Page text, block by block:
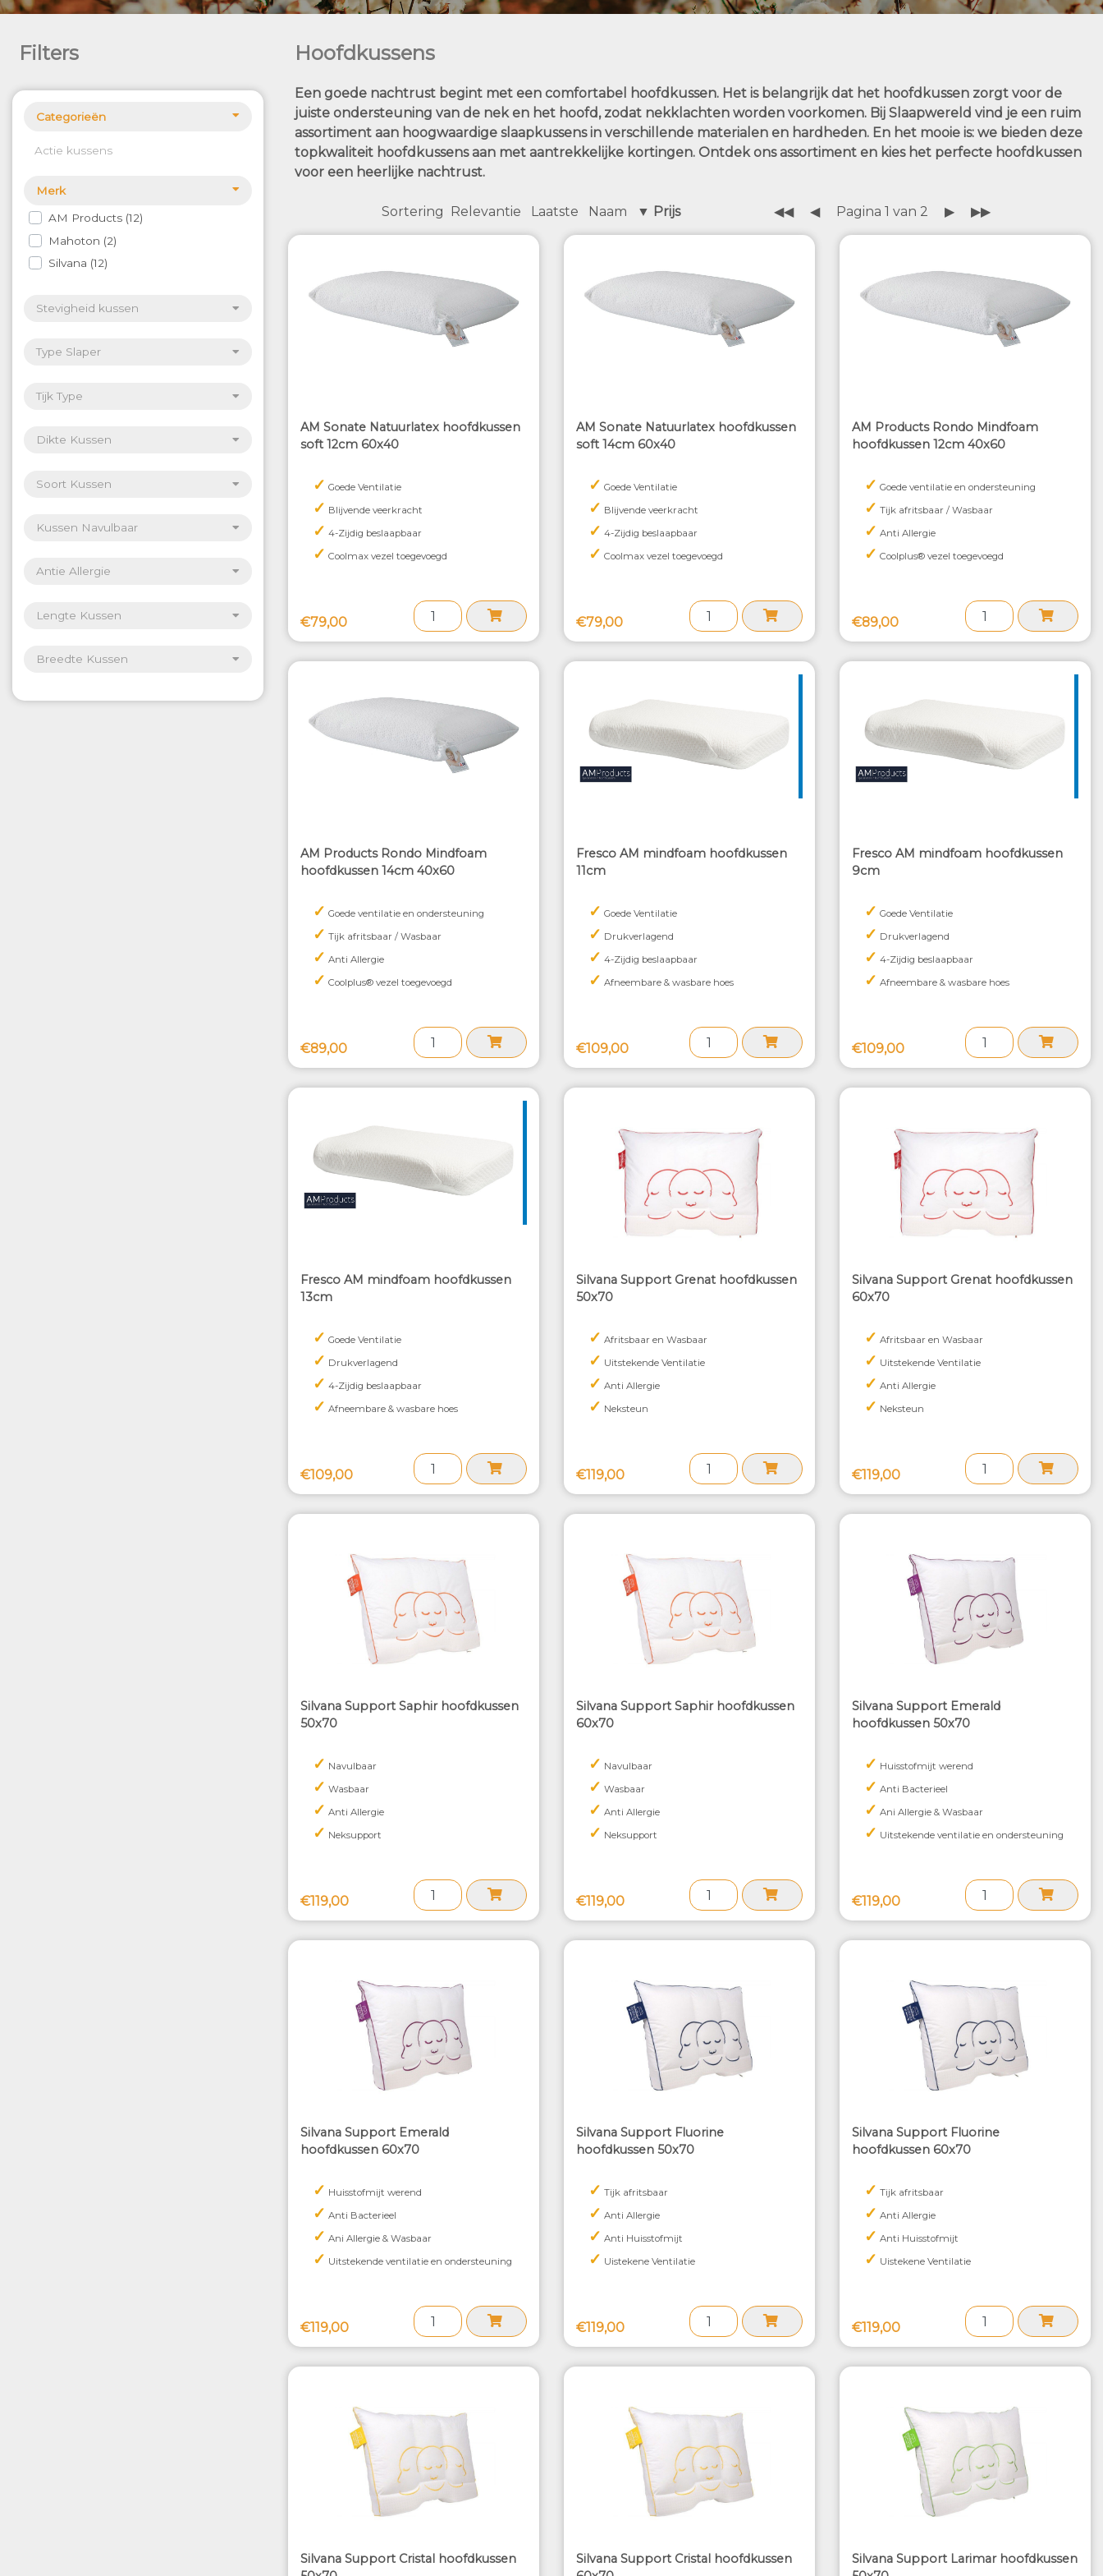
Filters
Categorieën
Actie kussens
Merk
AM Products 12
Mahoton 2
Silvana 12
Stevigheid kussen
Type Slaper
Tijk Type
Dikte Kussen
Soort Kussen
Kussen Navulbaar
Antie Allergie
Lengte Kussen
Breedte Kussen
Hoofdkussens
Een goede nachtrust begint met een comfortabel hoofdkussen. Het is belangrijk dat het hoofdkussen zorgt voor de
juiste ondersteuning van de nek en het hoofd, zodat nekklachten worden voorkomen. Bij Slaapwereld vind je een ruim
assortiment aan hoogwaardige slaapkussens in verschillende materialen en hardheden. En het mooie is: we bieden deze
topkwaliteit hoofdkussens aan met aantrekkelijke kortingen. Ontdek ons assortiment en kies het perfecte hoofdkussen
voor een heerlijke nachtrust.
Sortering Relevantie Laatste Naam ▼ Prijs ◀◀ ◀ Pagina 1 van 2 ▶ ▶▶
AM Sonate Natuurlatex hoofdkussen
soft 12cm 60x40
✓ Goede Ventilatie
✓ Blijvende veerkracht
✓ 4-Zijdig beslaapbaar
✓ Coolmax vezel toegevoegd
€79,00
AM Sonate Natuurlatex hoofdkussen
soft 14cm 60x40
✓ Goede Ventilatie
✓ Blijvende veerkracht
✓ 4-Zijdig beslaapbaar
✓ Coolmax vezel toegevoegd
€79,00
AM Products Rondo Mindfoam
hoofdkussen 12cm 40x60
✓ Goede ventilatie en ondersteuning
✓ Tijk afritsbaar / Wasbaar
✓ Anti Allergie
✓ Coolplus® vezel toegevoegd
€89,00
AM Products Rondo Mindfoam
hoofdkussen 14cm 40x60
✓ Goede ventilatie en ondersteuning
✓ Tijk afritsbaar / Wasbaar
✓ Anti Allergie
✓ Coolplus® vezel toegevoegd
€89,00
Fresco AM mindfoam hoofdkussen
11cm
✓ Goede Ventilatie
✓ Drukverlagend
✓ 4-Zijdig beslaapbaar
✓ Afneembare & wasbare hoes
€109,00
Fresco AM mindfoam hoofdkussen
9cm
✓ Goede Ventilatie
✓ Drukverlagend
✓ 4-Zijdig beslaapbaar
✓ Afneembare & wasbare hoes
€109,00
Fresco AM mindfoam hoofdkussen
13cm
✓ Goede Ventilatie
✓ Drukverlagend
✓ 4-Zijdig beslaapbaar
✓ Afneembare & wasbare hoes
€109,00
Silvana Support Grenat hoofdkussen
50x70
✓ Afritsbaar en Wasbaar
✓ Uitstekende Ventilatie
✓ Anti Allergie
✓ Neksteun
€119,00
Silvana Support Grenat hoofdkussen
60x70
✓ Afritsbaar en Wasbaar
✓ Uitstekende Ventilatie
✓ Anti Allergie
✓ Neksteun
€119,00
Silvana Support Saphir hoofdkussen
50x70
✓ Navulbaar
✓ Wasbaar
✓ Anti Allergie
✓ Neksupport
€119,00
Silvana Support Saphir hoofdkussen
60x70
✓ Navulbaar
✓ Wasbaar
✓ Anti Allergie
✓ Neksupport
€119,00
Silvana Support Emerald
hoofdkussen 50x70
✓ Huisstofmijt werend
✓ Anti Bacterieel
✓ Ani Allergie & Wasbaar
✓ Uitstekende ventilatie en ondersteuning
€119,00
Silvana Support Emerald
hoofdkussen 60x70
✓ Huisstofmijt werend
✓ Anti Bacterieel
✓ Ani Allergie & Wasbaar
✓ Uitstekende ventilatie en ondersteuning
€119,00
Silvana Support Fluorine
hoofdkussen 50x70
✓ Tijk afritsbaar
✓ Anti Allergie
✓ Anti Huisstofmijt
✓ Uistekene Ventilatie
€119,00
Silvana Support Fluorine
hoofdkussen 60x70
✓ Tijk afritsbaar
✓ Anti Allergie
✓ Anti Huisstofmijt
✓ Uistekene Ventilatie
€119,00
Silvana Support Cristal hoofdkussen
Silvana Support Cristal hoofdkussen
Silvana Support Larimar hoofdkussen